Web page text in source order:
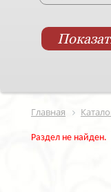
Главная
Раздел не найден.